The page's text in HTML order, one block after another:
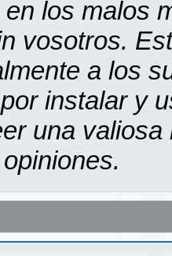
los malos
vosotros.
a los
instalar y
una